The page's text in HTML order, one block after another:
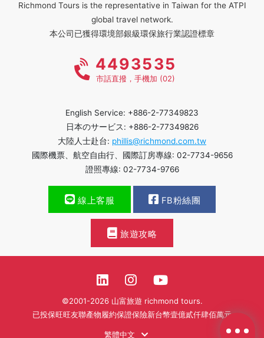
Richmond Tours is the representative in Taiwan for the ATPI
global travel network.
本公司已獲得環境部銀級環保旅行業認證標章
4493535
市話直撥，手機加 (02)
English Service: +886-2-77349823
日本のサービス: +886-2-77349826
大陸人士赴台: phillis@richmond.com.tw
國際機票、航空自由行、國際訂房專線: 02-7734-9656
證照專線: 02-7734-9766
線上客服 FB粉絲團
旅遊攻略
©2001-2026 山富旅遊 richmond tours.
已投保旺旺友聯產物履約保證保險新台幣壹億貳仟肆佰萬元
繁體中文